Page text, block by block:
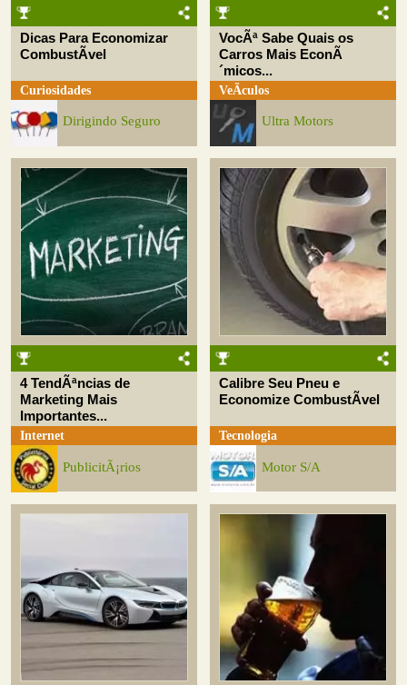
Dicas Para Economizar
CombustÃ­vel
Curiosidades
Dirigindo Seguro
VocÃª Sabe Quais os
Carros Mais EconÃ
´micos...
VeÃ­culos
Ultra Motors
4 TendÃªncias de
Marketing Mais
Importantes...
Internet
PublicitÃ¡rios
Calibre Seu Pneu e
Economize CombustÃ­vel
Tecnologia
Motor S/A